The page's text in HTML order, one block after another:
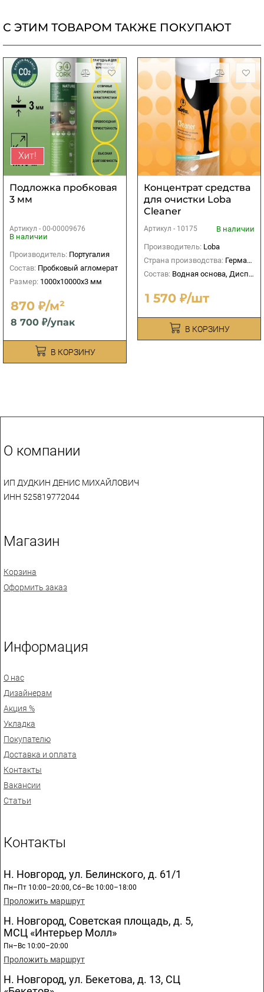
С ЭТИМ ТОВАРОМ ТАКЖЕ ПОКУПАЮТ
Хит!
Подложка пробковая
3 мм
Артикул - 00-00009676
В наличии
Производитель: Португалия
Состав: Пробковый агломерат
Размер: 1000х10000х3 мм
870 ₽/м²
8 700 ₽/упак
В КОРЗИНУ
Концентрат средства
для очистки Loba
Cleaner
Артикул - 10175
В наличии
Производитель: Loba
Страна производства: Германия
Состав: Водная основа, Дисперсионный
1 570 ₽/шт
В КОРЗИНУ
О компании
ИП ДУДКИН ДЕНИС МИХАЙЛОВИЧ
ИНН 525819772044
Магазин
Корзина
Оформить заказ
Информация
О нас
Дизайнерам
Акция %
Укладка
Покупателю
Доставка и оплата
Контакты
Вакансии
Статьи
Контакты
Н. Новгород, ул. Белинского, д. 61/1
Пн–Пт 10:00–20:00, Сб–Вс 10:00–18:00
Проложить маршрут
Н. Новгород, Советская площадь, д. 5,
МСЦ «Интерьер Молл»
Пн–Вс 10:00–20:00
Проложить маршрут
Н. Новгород, ул. Бекетова, д. 13, СЦ